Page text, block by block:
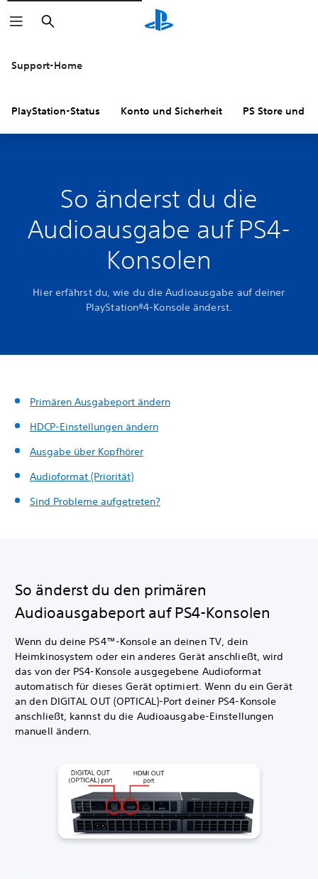
Suchen
Support-Home
PlayStation-Status Konto und Sicherheit PS Store und
So änderst du die
Audioausgabe auf PS4-
Konsolen
Hier erfährst du, wie du die Audioausgabe auf deiner
PlayStation®4-Konsole änderst.
Primären Ausgabeport ändern
HDCP-Einstellungen ändern
Ausgabe über Kopfhörer
Audioformat (Priorität)
Sind Probleme aufgetreten?
So änderst du den primären
Audioausgabeport auf PS4-Konsolen
Wenn du deine PS4™-Konsole an deinen TV, dein
Heimkinosystem oder ein anderes Gerät anschließt, wird
das von der PS4-Konsole ausgegebene Audioformat
automatisch für dieses Gerät optimiert. Wenn du ein Gerät
an den DIGITAL OUT (OPTICAL)-Port deiner PS4-Konsole
anschließt, kannst du die Audioausgabe-Einstellungen
manuell ändern.